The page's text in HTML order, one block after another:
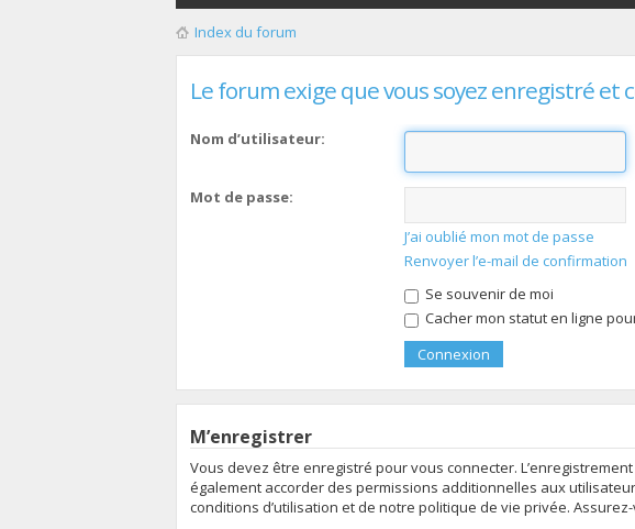
Index du forum
Le forum exige que vous soyez enregistré
Nom d’utilisateur:
Mot de passe:
J’ai oublié mon mot de passe
Renvoyer l’e-mail de confirmation
Se souvenir de moi
Cacher mon statut en ligne
M’enregistrer
Vous devez être enregistré pour vous connecter.
également accorder des permissions additionnelles aux
conditions d’utilisation et de notre politique de vie privée.